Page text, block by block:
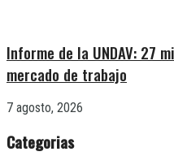
Informe de la UNDAV: 27
mercado de trabajo
7 agosto, 2026
Categorias